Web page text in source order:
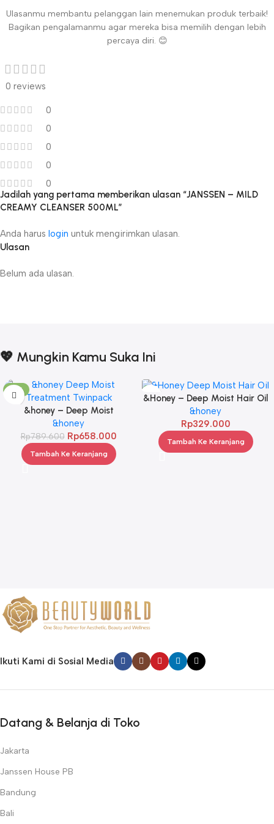
Ulasanmu membantu pelanggan lain menemukan produk terbaik!
Bagikan pengalamanmu agar mereka bisa memilih dengan lebih
percaya diri. 😊
0 reviews
0
0
0
0
0
Ulasan
Belum ada ulasan.
Jadilah yang pertama memberikan ulasan “JANSSEN – MILD
CREAMY CLEANSER 500ML”
Anda harus login untuk mengirimkan ulasan.
💖 Mungkin Kamu Suka Ini
-17%
&honey – Deep Moist
Treatment 445 g Twinpack
&honey
Rp789.600 Rp658.000
Tambah Ke Keranjang
&Honey – Deep Moist Hair Oil
3.0 100ml
&honey
Rp329.000
Tambah Ke Keranjang
Ikuti Kami di Sosial Media
Datang & Belanja di Toko
Jakarta
Janssen House PB
Bandung
Bali